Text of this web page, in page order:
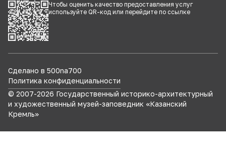
Чтобы оценить качество предоставления услуг
используйте QR-код или перейдите по ссылке
Сделано в 500na700
Политика конфиденциальности
© 2007-2026 Государственный историко-архитектурный
и художественный музей-заповедник «Казанский
Кремль»